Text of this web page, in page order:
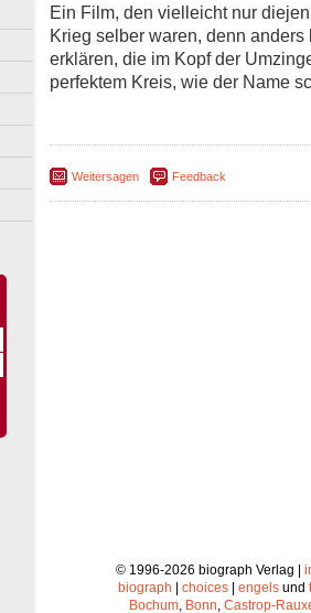
Ein Film, den vielleicht nur
Krieg selber waren, denn
erklären, die im Kopf der
perfektem Kreis, wie der Name
Weitersagen Feedback
© 1996-2026 biograph Verlag |
biograph
choices engels und
Bochum, Bonn, Castrop-